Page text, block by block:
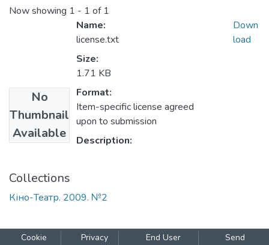
Now showing 1 - 1 of 1
No
Thumbnail
Available
Name:
license.txt
Size:
1.71 KB
Format:
Item-specific license agreed
upon to submission
Description:
Down
load
Collections
Кіно-Театр. 2009. №2
Cookie
Privacy
End User
Send